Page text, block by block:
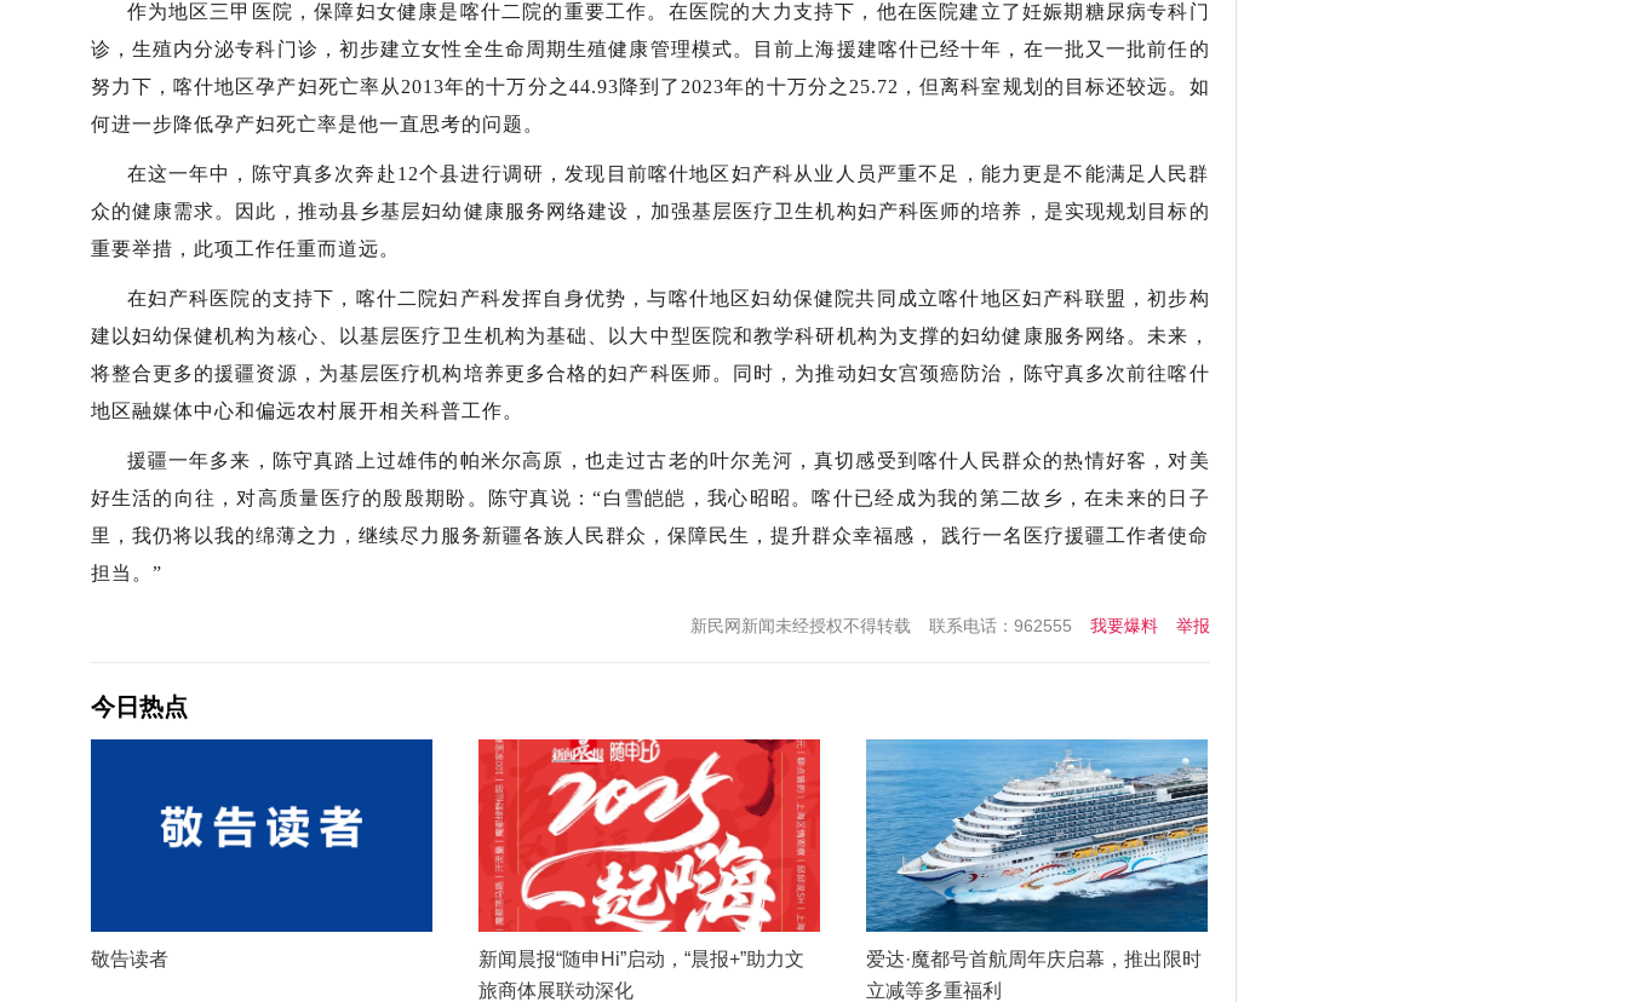
作为地区三甲医院，保障妇女健康是喀什二院的重要工作。在医院的大力支持下，他在医院建立了妊娠期糖尿病专科门
诊，生殖内分泌专科门诊，初步建立女性全生命周期生殖健康管理模式。目前上海援建喀什已经十年，在一批又一批前任的
努力下，喀什地区孕产妇死亡率从2013年的十万分之44.93降到了2023年的十万分之25.72，但离科室规划的目标还较远。如
何进一步降低孕产妇死亡率是他一直思考的问题。
在这一年中，陈守真多次奔赴12个县进行调研，发现目前喀什地区妇产科从业人员严重不足，能力更是不能满足人民群
众的健康需求。因此，推动县乡基层妇幼健康服务网络建设，加强基层医疗卫生机构妇产科医师的培养，是实现规划目标的
重要举措，此项工作任重而道远。
在妇产科医院的支持下，喀什二院妇产科发挥自身优势，与喀什地区妇幼保健院共同成立喀什地区妇产科联盟，初步构
建以妇幼保健机构为核心、以基层医疗卫生机构为基础、以大中型医院和教学科研机构为支撑的妇幼健康服务网络。未来，
将整合更多的援疆资源，为基层医疗机构培养更多合格的妇产科医师。同时，为推动妇女宫颈癌防治，陈守真多次前往喀什
地区融媒体中心和偏远农村展开相关科普工作。
援疆一年多来，陈守真踏上过雄伟的帕米尔高原，也走过古老的叶尔羌河，真切感受到喀什人民群众的热情好客，对美
好生活的向往，对高质量医疗的殷殷期盼。陈守真说：“白雪皑皑，我心昭昭。喀什已经成为我的第二故乡，在未来的日子
里，我仍将以我的绵薄之力，继续尽力服务新疆各族人民群众，保障民生，提升群众幸福感， 践行一名医疗援疆工作者使命
担当。”
举报
我要爆料
联系电话：962555
新民网新闻未经授权不得转载
今日热点
敬告读者
新闻晨报“随申Hi”启动，“晨报+”助力文
旅商体展联动深化
爱达·魔都号首航周年庆启幕，推出限时
立减等多重福利